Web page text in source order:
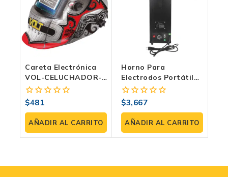
Careta Electrónica
VOL-CELUCHADOR-
CV
0
fuera
de
5
$481
AÑADIR AL CARRITO
Horno Para
Electrodos Portátil
Weld500 EQ-20SI –
Control De Humedad
Y Temperatura
Variable
0
fuera
de
5
$3,667
AÑADIR AL CARRITO